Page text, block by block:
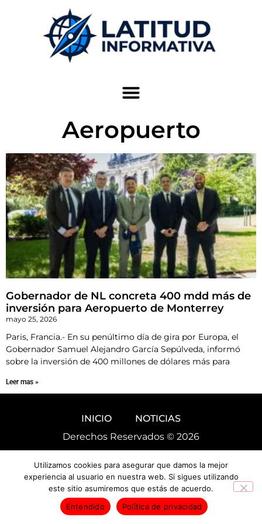
Aeropuerto
Gobernador de NL concreta 400 mdd más de
inversión para Aeropuerto de Monterrey
mayo 25, 2026
Paris, Francia.- En su penúltimo día de gira por Europa, el
Gobernador Samuel Alejandro García Sepúlveda, informó
sobre la inversión de 400 millones de dólares más para
Leer mas »
INICIO
NOTICIAS
Derechos Reservados © 2026
Utilizamos cookies para asegurar que damos la mejor
experiencia al usuario en nuestra web. Si sigues utilizando
este sitio asumiremos que estás de acuerdo.
Entendido
Política de privacidad